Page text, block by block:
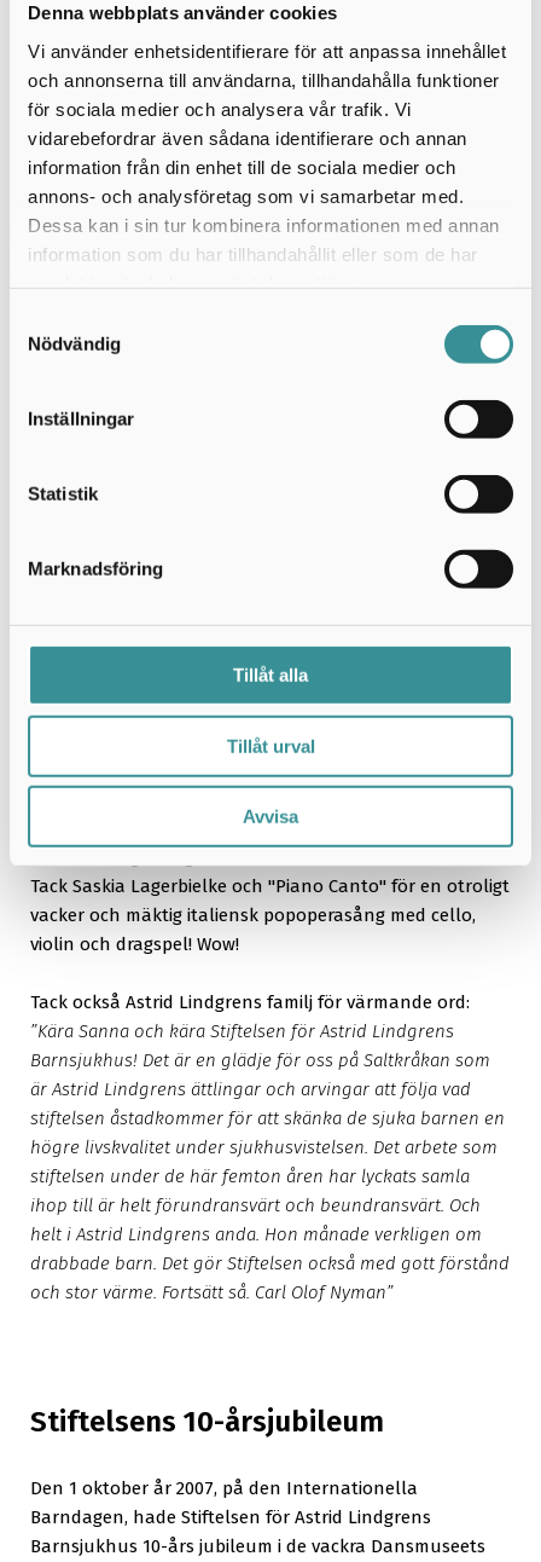
Denna webbplats använder cookies
Vi använder enhetsidentifierare för att anpassa innehållet
och annonserna till användarna, tillhandahålla funktioner
för sociala medier och analysera vår trafik. Vi
vidarebefordrar även sådana identifierare och annan
information från din enhet till de sociala medier och
annons- och analysföretag som vi samarbetar med.
Dessa kan i sin tur kombinera informationen med annan
information som du har tillhandahållit eller som de har
Nödvändig
Inställningar
Statistik
Marknadsföring
Tillåt alla
Tillåt urval
Avvisa
Stiftelsens 15-årsjubileum
Den 1 oktober år 2012, på den Internationella
Barndagen, hade Stiftelsen för Astrid Lindgrens
Barnsjukhus 15-års jubileum på Nobelmuseet i Gamla
Stan.
sjukhusclownerna Gajans och Pajette från
sjukhusclowner från Glädjeverkstan, trolleri,
visades den animerad filmen om Alfred Nobel och filmen
om Stiftelsen för Astrid Lindgrens Barnsjukhus. Det bjöds
Karamellkungen och kvällen avrundades med sångtrion
"Piano Canto" som sjöng mäktig italiensk operapop till
tonerna av cello, violin och dragspelsmusik.
”Varmt Tack till alla våra sponsorer, donatorer, partners,
givare, eldsjälar, vårdpersonal och övriga vänner!”
Tack alla ni som var med och firade Stiftelsens 15-års
Nobelmuseet, vår fina samarbetspartner. Utan er, är ju
Tack Saskia Lagerbielke och "Piano Canto" för en otroligt
vacker och mäktig italiensk popoperasång med cello,
violin och dragspel! Wow!
Tack också Astrid Lindgrens familj för värmande ord:
”Kära Sanna och kära Stiftelsen för Astrid Lindgrens
Barnsjukhus! Det är en glädje för oss på Saltkråkan som
är Astrid Lindgrens ättlingar och arvingar att följa vad
stiftelsen åstadkommer för att skänka de sjuka barnen en
högre livskvalitet under sjukhusvistelsen. Det arbete som
stiftelsen under de här femton åren har lyckats samla
ihop till är helt förundransvärt och beundransvärt. Och
helt i Astrid Lindgrens anda. Hon månade verkligen om
drabbade barn. Det gör Stiftelsen också med gott förstånd
och stor värme. Fortsätt så. Carl Olof Nyman”
Stiftelsens 10-årsjubileum
Den 1 oktober år 2007, på den Internationella
Barndagen, hade Stiftelsen för Astrid Lindgrens
Barnsjukhus 10-års jubileum i de vackra Dansmuseets